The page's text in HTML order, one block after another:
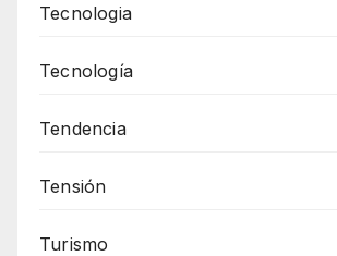
Tecnologia
Tecnología
Tendencia
Tensión
Turismo